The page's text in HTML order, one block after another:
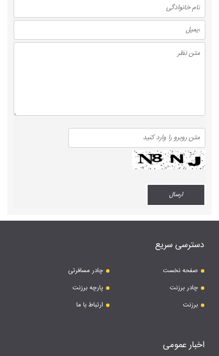
دسترسی سریع
صفحه نخست
چادر مسافرتی
چادر برزنت
پارچه برزنت
برزنت
ارتباط با ما
اخبار عمومی